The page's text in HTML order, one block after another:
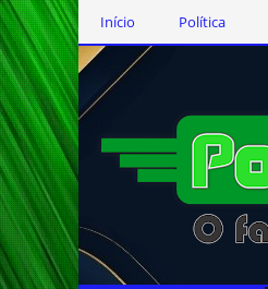
Início Política